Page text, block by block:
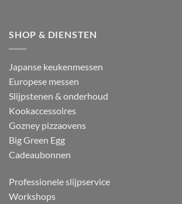
SHOP & DIENSTEN
Japanse keukenmessen
Europese messen
Slijpstenen & onderhoud
Kookaccessoires
Gozney pizzaovens
Big Green Egg
Cadeaubonnen
Professionele slijpservice
Workshops